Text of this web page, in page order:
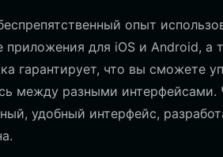
опыт
приложения для iOS и Android,
гарантирует, что вы сможете
между разными
удобный интерфейс,